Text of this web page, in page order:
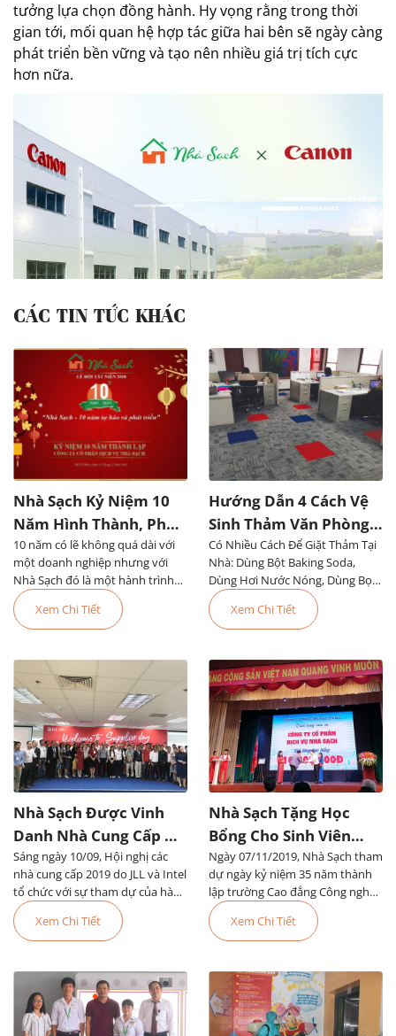
tưởng lựa chọn đồng hành. Hy vọng rằng trong thời
gian tới, mối quan hệ hợp tác giữa hai bên sẽ ngày càng
phát triển bền vững và tạo nên nhiều giá trị tích cực
hơn nữa.
CÁC TIN TỨC KHÁC
10 năm có lẽ không quá dài với
một doanh nghiệp nhưng với
Nhà Sạch đó là một hành trình
đầy tự hào. Chúng tôi...
Nhà Sạch Kỷ Niệm 10
Năm Hình Thành, Phát
Triển Đáng Tự Hào
Xem Chi Tiết
Có Nhiều Cách Để Giặt Thảm Tại
Nhà: Dùng Bột Baking Soda,
Dùng Hơi Nước Nóng, Dùng Bọt,
Dùng Thiết Bị Chuyên Dụng Hoặc
Thuê Dịch Vụ Vệ Sinh Thảm Văn
Phòng TPHCM
Hướng Dẫn 4 Cách Vệ
Sinh Thảm Văn Phòng
Đơn Giản, Dễ Làm
Xem Chi Tiết
Sáng ngày 10/09, Hội nghị các
nhà cung cấp 2019 do JLL và Intel
tổ chức với sự tham dự của hàng
trăm nhà cung cấp, trong đó có
Nhà Sạch
Nhà Sạch Được Vinh
Danh Nhà Cung Cấp Uy
Tín Của Tập Đoàn JLL
Xem Chi Tiết
Ngày 07/11/2019, Nhà Sạch tham
dự ngày kỷ niệm 35 năm thành
lập trường Cao đẳng Công nghệ
Thủ Đức và khai giảng năm học
mới
Nhà Sạch Tặng Học
Bổng Cho Sinh Viên
Trường Cao Đẳng Công
Nghệ Thủ Đức
Xem Chi Tiết